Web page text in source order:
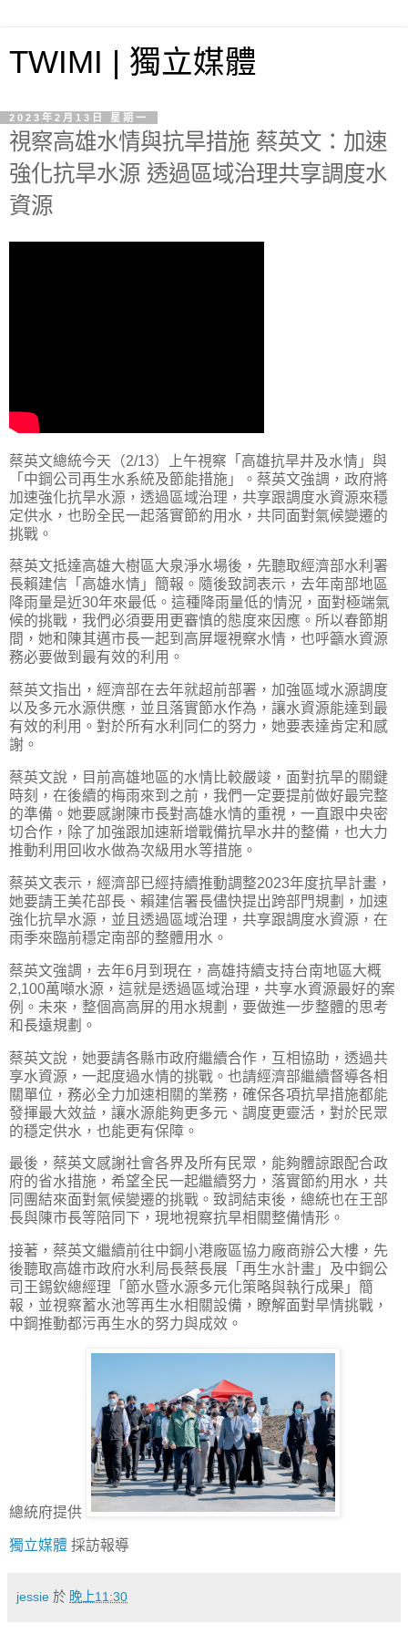
TWIMI | 獨立媒體
2023年2月13日 星期一
視察高雄水情與抗旱措施 蔡英文：加速
強化抗旱水源 透過區域治理共享調度水
資源
蔡英文總統今天（2/13）上午視察「高雄抗旱井及水情」與
「中鋼公司再生水系統及節能措施」。蔡英文強調，政府將
加速強化抗旱水源，透過區域治理，共享跟調度水資源來穩
定供水，也盼全民一起落實節約用水，共同面對氣候變遷的
挑戰。
蔡英文抵達高雄大樹區大泉淨水場後，先聽取經濟部水利署
長賴建信「高雄水情」簡報。隨後致詞表示，去年南部地區
降雨量是近30年來最低。這種降雨量低的情況，面對極端氣
候的挑戰，我們必須要用更審慎的態度來因應。所以春節期
間，她和陳其邁市長一起到高屏堰視察水情，也呼籲水資源
務必要做到最有效的利用。
蔡英文指出，經濟部在去年就超前部署，加強區域水源調度
以及多元水源供應，並且落實節水作為，讓水資源能達到最
有效的利用。對於所有水利同仁的努力，她要表達肯定和感
謝。
蔡英文說，目前高雄地區的水情比較嚴竣，面對抗旱的關鍵
時刻，在後續的梅雨來到之前，我們一定要提前做好最完整
的準備。她要感謝陳市長對高雄水情的重視，一直跟中央密
切合作，除了加強跟加速新增戰備抗旱水井的整備，也大力
推動利用回收水做為次級用水等措施。
蔡英文表示，經濟部已經持續推動調整2023年度抗旱計畫，
她要請王美花部長、賴建信署長儘快提出跨部門規劃，加速
強化抗旱水源，並且透過區域治理，共享跟調度水資源，在
雨季來臨前穩定南部的整體用水。
蔡英文強調，去年6月到現在，高雄持續支持台南地區大概
2,100萬噸水源，這就是透過區域治理，共享水資源最好的案
例。未來，整個高高屏的用水規劃，要做進一步整體的思考
和長遠規劃。
蔡英文說，她要請各縣市政府繼續合作，互相協助，透過共
享水資源，一起度過水情的挑戰。也請經濟部繼續督導各相
關單位，務必全力加速相關的業務，確保各項抗旱措施都能
發揮最大效益，讓水源能夠更多元、調度更靈活，對於民眾
的穩定供水，也能更有保障。
最後，蔡英文感謝社會各界及所有民眾，能夠體諒跟配合政
府的省水措施，希望全民一起繼續努力，落實節約用水，共
同團結來面對氣候變遷的挑戰。致詞結束後，總統也在王部
長與陳市長等陪同下，現地視察抗旱相關整備情形。
接著，蔡英文繼續前往中鋼小港廠區協力廠商辦公大樓，先
後聽取高雄市政府水利局長蔡長展「再生水計畫」及中鋼公
司王錫欽總經理「節水暨水源多元化策略與執行成果」簡
報，並視察蓄水池等再生水相關設備，瞭解面對旱情挑戰，
中鋼推動都污再生水的努力與成效。
總統府提供
獨立媒體 採訪報導
jessie 於 晚上11:30